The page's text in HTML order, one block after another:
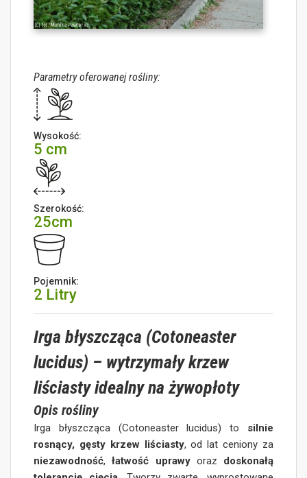
Parametry oferowanej rośliny:
Wysokość:
5 cm
Szerokość:
25cm
Pojemnik:
2 Litry
Irga błyszcząca (Cotoneaster
lucidus) – wytrzymały krzew
liściasty idealny na żywopłoty
Opis rośliny
Irga błyszcząca (Cotoneaster lucidus) to silnie
rosnący, gęsty krzew liściasty, od lat ceniony za
niezawodność,łatwość uprawyoraz doskonałą